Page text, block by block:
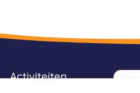
Activiteiten